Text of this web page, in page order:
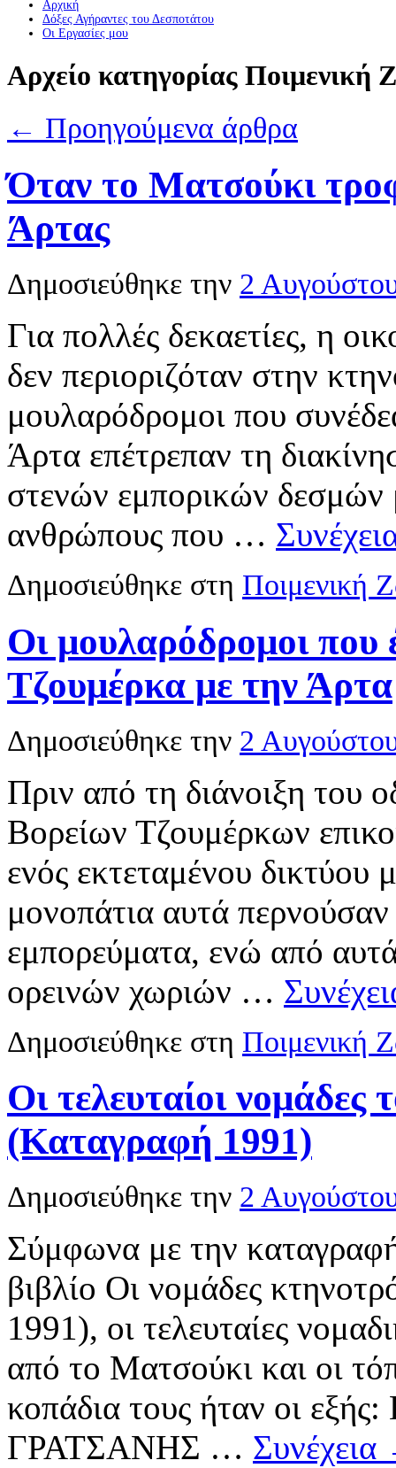
Αρχική
Δόξες Αγήραντες του Δεσποτάτου
Οι Eργασίες μου
Αρχείο κατηγορίας Ποιμενική
← Προηγούμενα άρθρα
Όταν το Ματσούκι
Άρτας
Δημοσιεύθηκε την 2
Για πολλές δεκαετίες, η
δεν περιοριζόταν στην
μουλαρόδρομοι που
Άρτα επέτρεπαν τη
στενών εμπορικών
ανθρώπους που …
Δημοσιεύθηκε στη Ποιμενική
Οι μουλαρόδρομοι που
Τζουμέρκα με την Άρτα
Δημοσιεύθηκε την 2
Πριν από τη διάνοιξη του
Βορείων Τζουμέρκων
ενός εκτεταμένου
μονοπάτια αυτά
εμπορεύματα, ενώ από
ορεινών χωριών …
Δημοσιεύθηκε στη Ποιμενική
Οι τελευταίοι
(Καταγραφή 1991)
Δημοσιεύθηκε την 2
Σύμφωνα με την
βιβλίο Οι νομάδες
1991), οι τελευταίες
από το Ματσούκι και οι
κοπάδια τους ήταν οι
ΓΡΑΤΣΑΝΗΣ … Συνέχεια